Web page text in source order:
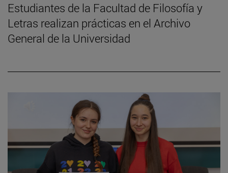
Estudiantes de la Facultad de Filosofía y
Letras realizan prácticas en el Archivo
General de la Universidad